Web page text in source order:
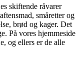
skiftende råvarer
småretter og
brød og kager. Det
På vores hjemmeside
og ellers er de alle